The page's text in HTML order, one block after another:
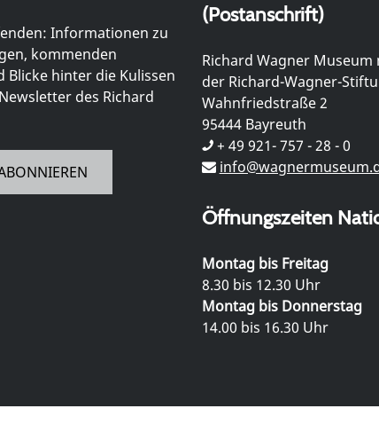
Informationen zu
kommenden
hinter die Kulissen
des Richard
(Postanschrift)
Richard Wagner
der Richard-Wagner-
Wahnfriedstraße 2
95444 Bayreuth
+ 49 921- 757 - 28 - 0
Öffnungszeiten
Montag bis Freitag
8.30 bis 12.30 Uhr
Montag bis Donnerstag
14.00 bis 16.30 Uhr